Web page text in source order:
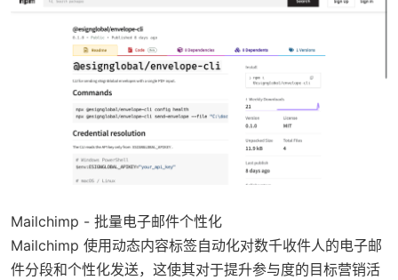
Mailchimp - 批量电子邮件个性化
Mailchimp 使用动态内容标签自动化对数千收件人的电子邮
件分段和个性化发送，这使其对于提升参与度的目标营销活